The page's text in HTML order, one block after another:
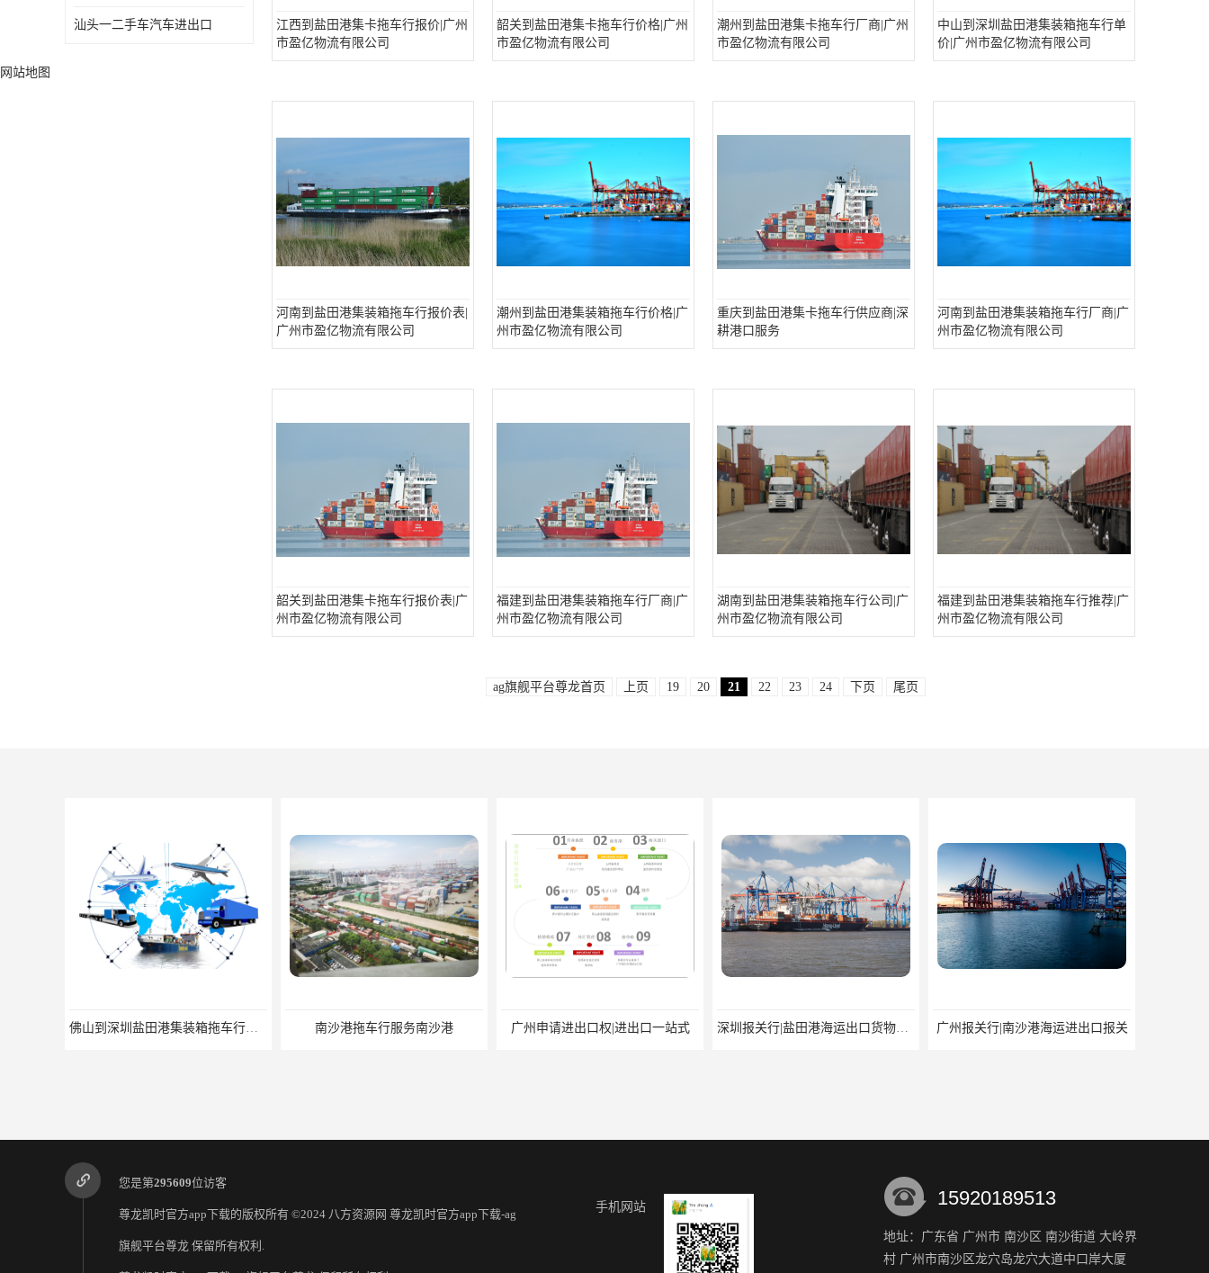
汕头一二手车汽车进出口
江西到盐田港集卡拖车行报价|广州
市盈亿物流有限公司
韶关到盐田港集卡拖车行价格|广州
市盈亿物流有限公司
潮州到盐田港集卡拖车行厂商|广州
市盈亿物流有限公司
中山到深圳盐田港集装箱拖车行单
价|广州市盈亿物流有限公司
河南到盐田港集装箱拖车行报价表|
广州市盈亿物流有限公司
潮州到盐田港集装箱拖车行价格|广
州市盈亿物流有限公司
重庆到盐田港集卡拖车行供应商|深
耕港口服务
河南到盐田港集装箱拖车行厂商|广
州市盈亿物流有限公司
韶关到盐田港集卡拖车行报价表|广
州市盈亿物流有限公司
福建到盐田港集装箱拖车行厂商|广
州市盈亿物流有限公司
湖南到盐田港集装箱拖车行公司|广
州市盈亿物流有限公司
福建到盐田港集装箱拖车行推荐|广
州市盈亿物流有限公司
ag旗舰平台尊龙首页 上页 19 20 21 22 23 24 下页 尾页
佛山到深圳盐田港集装箱拖车行单价|深耕港口服务 南沙港拖车行服务南沙港 广州申请进出口权|进出口一站式 深圳报关行|盐田港海运出口货物报关行 广州报关行|南沙港海运进出口报关
您是第295609位访客
尊龙凯时官方app下载的版权所有 ©2024 八方资源网 尊龙凯时官方app下载-ag
旗舰平台尊龙 保留所有权利.
手机网站 15920189513
地址：广东省 广州市 南沙区 南沙街道 大岭界
村 广州市南沙区龙穴岛龙穴大道中口岸大厦
网站地图